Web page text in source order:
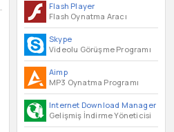
Flash Player
Flash Oynatma Aracı
Skype
Videolu Görüşme Programı
Aimp
MP3 Oynatma Programı
Internet Download Manager
Gelişmiş İndirme Yöneticisi